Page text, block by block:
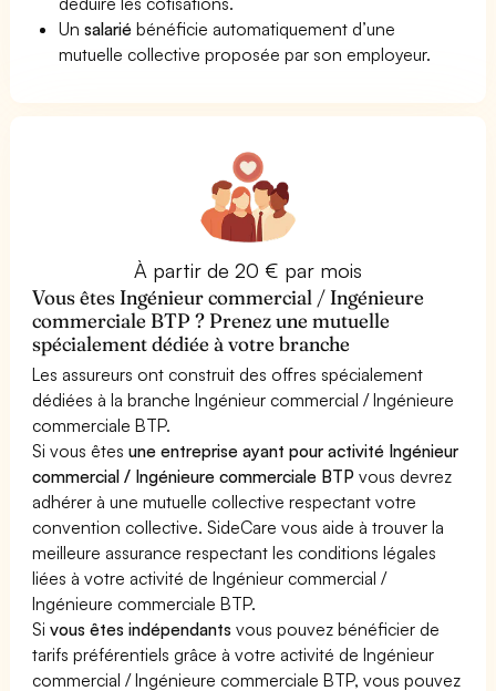
Unsalarié bénéficie automatiquement d’une
mutuelle collective proposée par son employeur.
À partir de 20 € par mois
Vous êtes Ingénieur commercial / Ingénieure
commerciale BTP ? Prenez une mutuelle
spécialement dédiée à votre branche
Les assureurs ont construit des offres spécialement
dédiées à la branche Ingénieur commercial / Ingénieure
commerciale BTP.
Si vous êtesune entreprise ayant pour activité Ingénieur
commercial / Ingénieure commerciale BTP vous devrez
adhérer à une mutuelle collective respectant votre
convention collective. SideCare vous aide à trouver la
meilleure assurance respectant les conditions légales
liées à votre activité de Ingénieur commercial /
Ingénieure commerciale BTP.
Sivous êtes indépendants vous pouvez bénéficier de
tarifs préférentiels grâce à votre activité de Ingénieur
commercial / Ingénieure commerciale BTP, vous pouvez